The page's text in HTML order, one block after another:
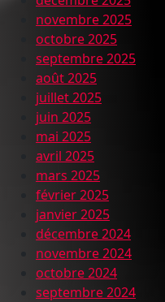
novembre 2025
octobre 2025
septembre 2025
août 2025
juillet 2025
juin 2025
mai 2025
avril 2025
mars 2025
février 2025
janvier 2025
décembre 2024
novembre 2024
octobre 2024
septembre 2024